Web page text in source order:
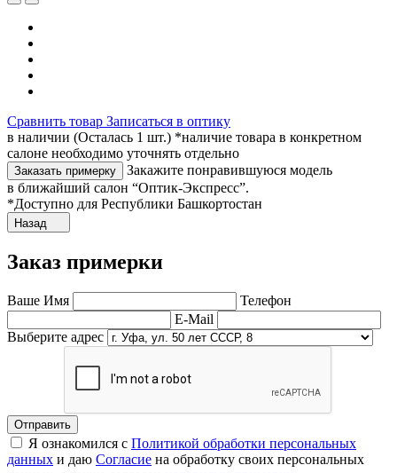
Сравнить товар Записаться в оптику
в наличии (Осталась 1 шт.) *наличие товара в конкретном
салоне необходимо уточнять отдельно
Заказать примерку
Закажите понравившуюся модель
в ближайший салон “Оптик-Экспресс”.
*Доступно для Республики Башкортостан
Назад
Заказ примерки
Ваше Имя
Телефон
E-Mail
Выберите адрес
Отправить
Я ознакомился с Политикой обработки персональных
данных и даю Согласие на обработку своих персональных